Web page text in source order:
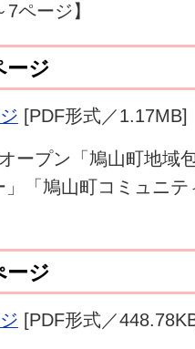
ページ】
ージ
[PDF形式／1.17MB]
ープン「鳩山町地域
」「鳩山町コミュニテ
ージ
[PDF形式／